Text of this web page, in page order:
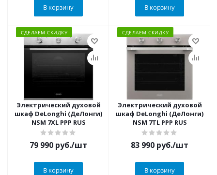
В корзину В корзину
СДЕЛАЕМ СКИДКУ
Электрический духовой
шкаф DeLonghi (ДеЛонги)
NSM 7XL PPP RUS
79 990 руб./шт
В корзину
СДЕЛАЕМ СКИДКУ
Электрический духовой
шкаф DeLonghi (ДеЛонги)
NSM 7TL PPP RUS
83 990 руб./шт
В корзину